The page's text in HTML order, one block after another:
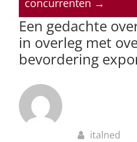
p o
k
Een gedachte
in overleg met
bevordering
italned